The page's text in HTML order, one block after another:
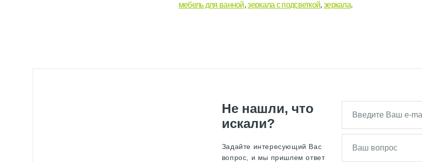
мебель для ванной,зеркала с подсветкой, зеркала.
Не нашли, что
искали?
Задайте интересующий Вас
вопрос, и мы пришлем ответ